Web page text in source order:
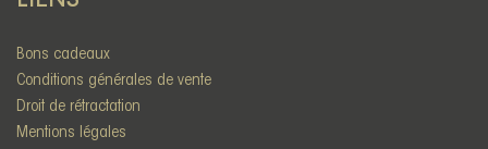
Bons cadeaux
Conditions générales de vente
Droit de rétractation
Mentions légales